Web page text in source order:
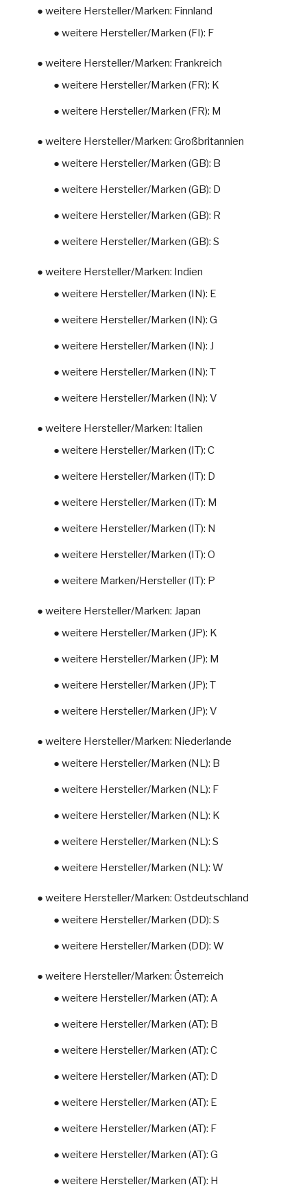
● weitere Hersteller/Marken: Finnland
● weitere Hersteller/Marken (FI): F
● weitere Hersteller/Marken: Frankreich
● weitere Hersteller/Marken (FR): K
● weitere Hersteller/Marken (FR): M
● weitere Hersteller/Marken: Großbritannien
● weitere Hersteller/Marken (GB): B
● weitere Hersteller/Marken (GB): D
● weitere Hersteller/Marken (GB): R
● weitere Hersteller/Marken (GB): S
● weitere Hersteller/Marken: Indien
● weitere Hersteller/Marken (IN): E
● weitere Hersteller/Marken (IN): G
● weitere Hersteller/Marken (IN): J
● weitere Hersteller/Marken (IN): T
● weitere Hersteller/Marken (IN): V
● weitere Hersteller/Marken: Italien
● weitere Hersteller/Marken (IT): C
● weitere Hersteller/Marken (IT): D
● weitere Hersteller/Marken (IT): M
● weitere Hersteller/Marken (IT): N
● weitere Hersteller/Marken (IT): O
● weitere Marken/Hersteller (IT): P
● weitere Hersteller/Marken: Japan
● weitere Hersteller/Marken (JP): K
● weitere Hersteller/Marken (JP): M
● weitere Hersteller/Marken (JP): T
● weitere Hersteller/Marken (JP): V
● weitere Hersteller/Marken: Niederlande
● weitere Hersteller/Marken (NL): B
● weitere Hersteller/Marken (NL): F
● weitere Hersteller/Marken (NL): K
● weitere Hersteller/Marken (NL): S
● weitere Hersteller/Marken (NL): W
● weitere Hersteller/Marken: Ostdeutschland
● weitere Hersteller/Marken (DD): S
● weitere Hersteller/Marken (DD): W
● weitere Hersteller/Marken: Österreich
● weitere Hersteller/Marken (AT): A
● weitere Hersteller/Marken (AT): B
● weitere Hersteller/Marken (AT): C
● weitere Hersteller/Marken (AT): D
● weitere Hersteller/Marken (AT): E
● weitere Hersteller/Marken (AT): F
● weitere Hersteller/Marken (AT): G
● weitere Hersteller/Marken (AT): H